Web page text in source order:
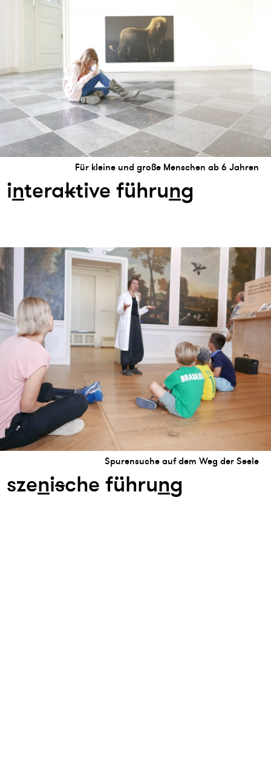
Für kleine und große Menschen ab 6 Jahren
interaktive führung
Spurensuche auf dem Weg der Seele
szenische führung